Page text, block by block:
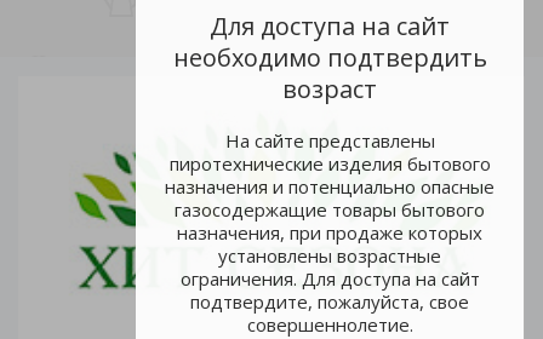
Для доступа на сайт
необходимо подтвердить
возраст
На сайте представлены
пиротехнические изделия бытового
назначения и потенциально опасные
газосодержащие товары бытового
назначения, при продаже которых
установлены возрастные
ограничения. Для доступа на сайт
подтвердите, пожалуйста, свое
совершеннолетие.